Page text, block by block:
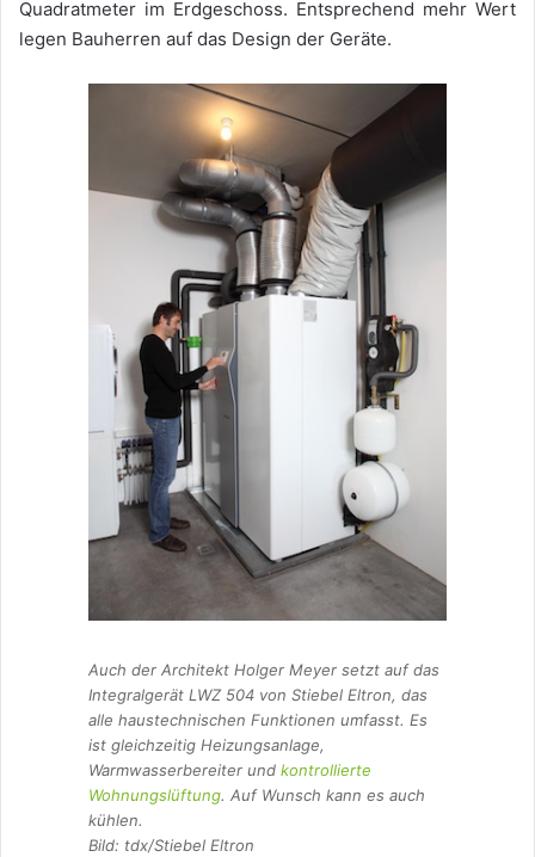
Quadratmeter im Erdgeschoss. Entsprechend mehr Wert
legen Bauherren auf das Design der Geräte.
Auch der Architekt Holger Meyer setzt auf das
Integralgerät LWZ 504 von Stiebel Eltron, das
alle haustechnischen Funktionen umfasst. Es
ist gleichzeitig Heizungsanlage,
Warmwasserbereiter und kontrollierte
Wohnungslüftung. Auf Wunsch kann es auch
kühlen.
Bild: tdx/Stiebel Eltron